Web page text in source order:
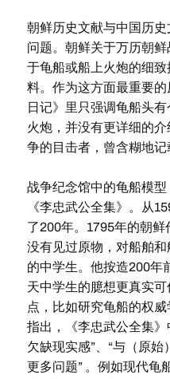
朝鲜历史文献与中国历
问题。朝鲜关于万历朝
于龟船或船上火炮的细
料。作为这方面最重要
日记》里只强调龟船头
火炮，并没有更详细的
争的目击者，曾含糊地记
战争纪念馆中的龟船模
《李忠武公全集》。从
了200年。1795年的朝
没有见过原物，对船舶
的中学生。他按造200年
天中学生的臆想更真实
点，比如研究龟船的权威
指出，《李忠武公全集》
欠缺现实感”、“与（原
更多问题” 。例如现代龟